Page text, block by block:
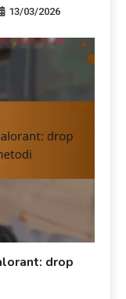
13/03/2026
drop